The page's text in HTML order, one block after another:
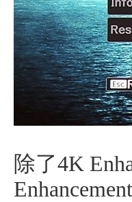
除了4K